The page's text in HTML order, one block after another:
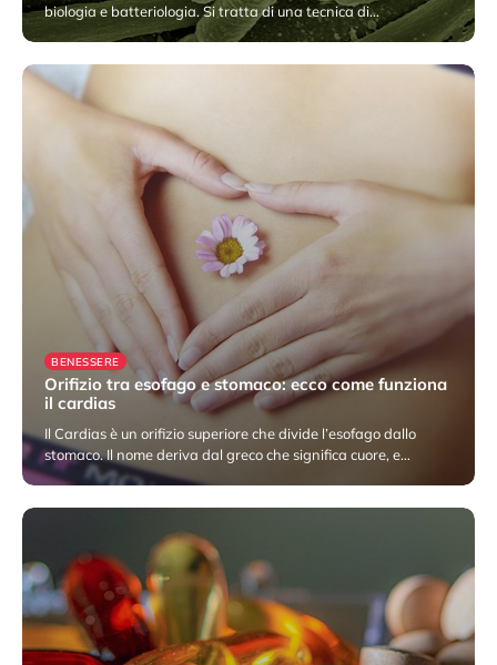
biologia e batteriologia. Si tratta di una tecnica di…
9 Febbraio 2023
BENESSERE
Orifizio tra esofago e stomaco: ecco come funziona
il cardias
Il Cardias è un orifizio superiore che divide l’esofago dallo
stomaco. Il nome deriva dal greco che significa cuore, e…
2 Febbraio 2023